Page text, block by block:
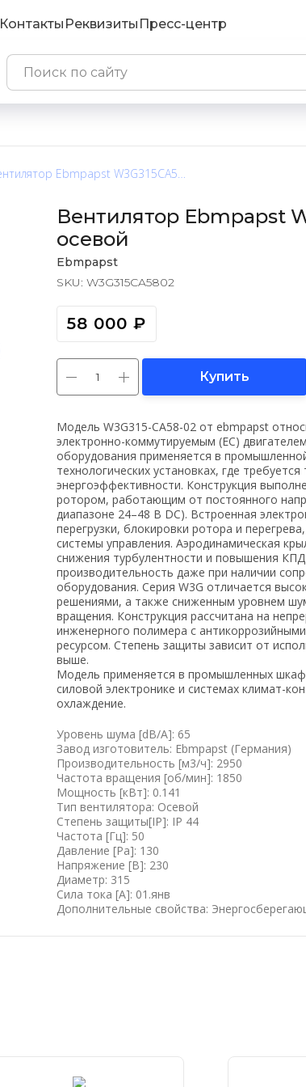
Контакты Реквизиты Пресс-центр
Вентилятор Ebmpapst W3G315CA5802 / W3G315-CA58-02 осевой
Вентилятор Ebmpapst
осевой
Ebmpapst
SKU: W3G315CA5802
58 000 ₽
Купить
Модель W3G315-CA58-02 от ebmpapst
электронно-коммутируемым (EC)
оборудования применяется в
технологических установках, где
энергоэффективности. Конструкция
ротором, работающим от постоянного
диапазоне 24–48 В DC). Встроенная
перегрузки, блокировки ротора и
системы управления. Аэродинамическая
снижения турбулентности и повышения
производительность даже при наличии
оборудования. Серия W3G отличается
решениями, а также сниженным уровнем
вращения. Конструкция рассчитана на
инженерного полимера с
ресурсом. Степень защиты зависит от
выше.
Модель применяется в промышленных
силовой электронике и системах климат-
охлаждение.
Уровень шума [dB/A]: 65
Завод изготовитель: Ebmpapst (Германия)
Производительность [м3/ч]: 2950
Частота вращения [об/мин]: 1850
Мощность [кВт]: 0.141
Тип вентилятора: Осевой
Степень защиты[IP]: IP 44
Частота [Гц]: 50
Давление [Pa]: 130
Напряжение [B]: 230
Диаметр: 315
Сила тока [А]: 01.янв
Дополнительные свойства: